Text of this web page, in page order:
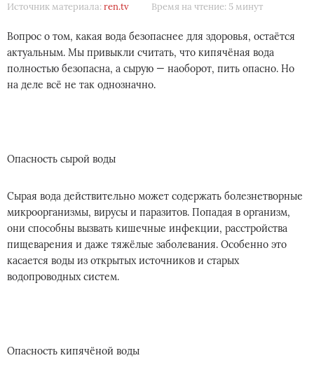
Источник материала: ren.tv Время на чтение: 5 минут
Вопрос о том, какая вода безопаснее для здоровья, остаётся
актуальным. Мы привыкли считать, что кипячёная вода
полностью безопасна, а сырую — наоборот, пить опасно. Но
на деле всё не так однозначно.
Опасность сырой воды
Сырая вода действительно может содержать болезнетворные
микроорганизмы, вирусы и паразитов. Попадая в организм,
они способны вызвать кишечные инфекции, расстройства
пищеварения и даже тяжёлые заболевания. Особенно это
касается воды из открытых источников и старых
водопроводных систем.
Опасность кипячёной воды